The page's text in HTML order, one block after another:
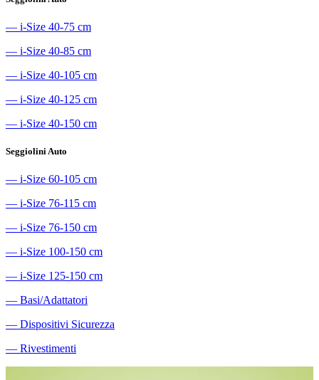
― i-Size 40-75 cm
― i-Size 40-85 cm
― i-Size 40-105 cm
― i-Size 40-125 cm
― i-Size 40-150 cm
Seggiolini Auto
― i-Size 60-105 cm
― i-Size 76-115 cm
― i-Size 76-150 cm
― i-Size 100-150 cm
― i-Size 125-150 cm
― Basi/Adattatori
― Dispositivi Sicurezza
― Rivestimenti